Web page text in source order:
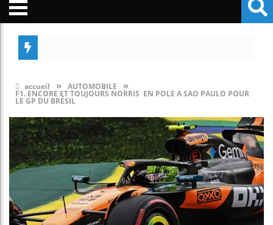
accueil » AUTOMOBILE »
F1. ENCORE ET TOUJOURS NORRIS EN POLE A SAO PAULO POUR
LE GP DU BRÉSIL